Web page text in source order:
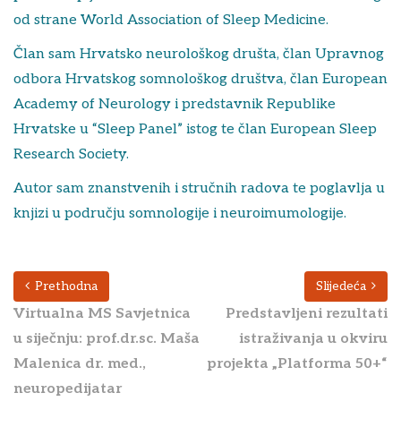
od strane World Association of Sleep Medicine.
Član sam Hrvatsko neurološkog društa, član Upravnog
odbora Hrvatskog somnološkog društva, član European
Academy of Neurology i predstavnik Republike
Hrvatske u “Sleep Panel” istog te član European Sleep
Research Society.
Autor sam znanstvenih i stručnih radova te poglavlja u
knjizi u području somnologije i neuroimumologije.
Prethodna
Virtualna MS Savjetnica
u siječnju: prof.dr.sc. Maša
Malenica dr. med.,
neuropedijatar
Slijedeća
Predstavljeni rezultati
istraživanja u okviru
projekta „Platforma 50+“